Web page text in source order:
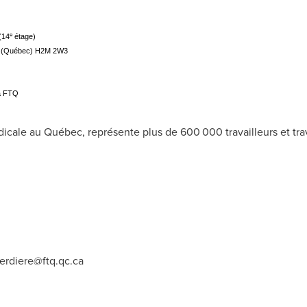
eétage)
H2M 2W3
FTQ
au Québec, représente plus de 600 000 travailleurs et